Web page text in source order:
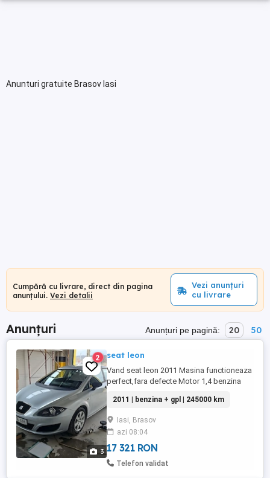
Anunturi gratuite Brasov Iasi
Cumpără cu livrare, direct din pagina
anunțului. Vezi detalii
Vezi anunțuri
cu livrare
Anunțuri Anunțuri pe pagină: 20 50
3
2 seat leon
Vand seat leon 2011 Masina functioneaza
perfect,fara defecte Motor 1,4 benzina
omologata,consum 10 l gaz la 100 de
km,facem proba,pentru detalii sau
vizionare rog contactati Itp rovineta
Asigurare Masina sta degeaba asta e
motivu vanzarii Telefon Masina se vinde
cu acre in ...
2011 | benzina + gpl | 245000 km
Iasi, Brasov
azi 08:04
17 321 RON
Telefon validat